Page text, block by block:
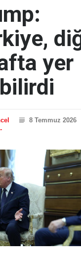
yer
8 Temmuz 2026